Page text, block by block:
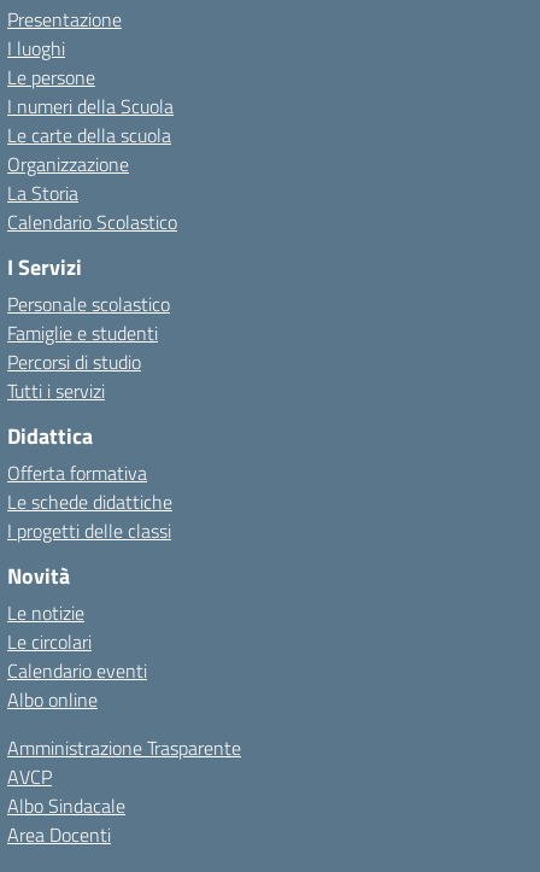
Presentazione
I luoghi
Le persone
I numeri della Scuola
Le carte della scuola
Organizzazione
La Storia
Calendario Scolastico
I Servizi
Personale scolastico
Famiglie e studenti
Percorsi di studio
Tutti i servizi
Didattica
Offerta formativa
Le schede didattiche
I progetti delle classi
Novità
Le notizie
Le circolari
Calendario eventi
Albo online
Amministrazione Trasparente
AVCP
Albo Sindacale
Area Docenti